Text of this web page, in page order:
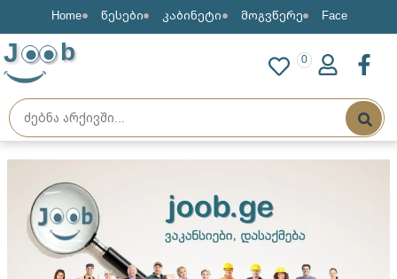
Home წესები კაბინეტი მოგვწერე Face
J b 0